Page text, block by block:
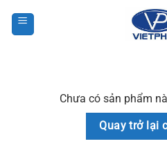
Chưa có sản phẩm
Quay trở lại